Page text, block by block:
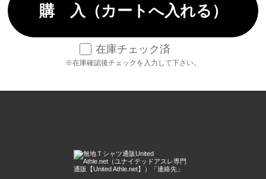
在庫チェック済
※在庫確認後チェックを入力して下さい。